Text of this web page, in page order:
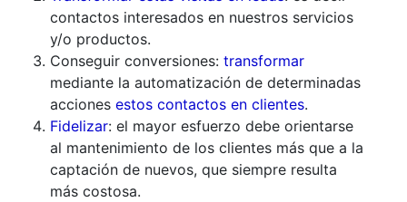
contactos interesados en nuestros servicios
y/o productos.
Conseguir conversiones: transformar
mediante la automatización de determinadas
acciones estos contactos en clientes.
Fidelizar: el mayor esfuerzo debe orientarse
al mantenimiento de los clientes más que a la
captación de nuevos, que siempre resulta
más costosa.